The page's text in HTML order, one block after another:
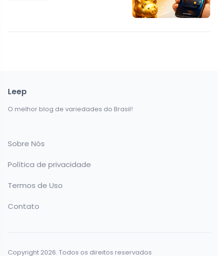
Leep
O melhor blog de variedades do Brasil!
Sobre Nós
Política de privacidade
Termos de Uso
Contato
Copyright 2026. Todos os direitos reservados